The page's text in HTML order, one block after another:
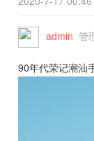
admin 管
90年代荣记潮汕